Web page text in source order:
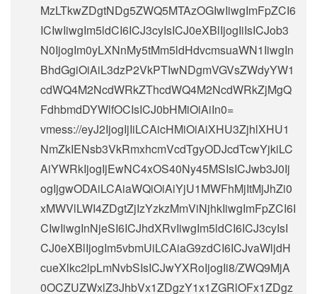
MzLTkwZDgtNDg5ZWQ5MTAzOGIwIiwgImFpZCI6
ICIwIiwgIm5ldCI6ICJ3cyIsICJ0eXBlIjogIiIsICJob3
N0IjogIm0yLXNnMy5tMm5ldHdvcmsuaWN1IiwgIn
BhdGgiOiAiL3dzP2VkPTIwNDgmVGVsZWdyYW1
cdWQ4M2NcdWRkZThcdWQ4M2NcdWRkZjMgQ
FdhbmdDYWlfOCIsICJ0bHMiOiAiIn0=
vmess://eyJ2IjogIjIiLCAicHMiOiAiXHU3ZjhlXHU1
NmZkIENsb3VkRmxhcmVcdTgyODJcdTcwYjkiLC
AiYWRkIjogIjEwNC4xOS40Ny45MSIsICJwb3J0Ij
ogIjgwODAiLCAiaWQiOiAiYjU1MWFhMjItMjJhZi0
xMWVlLWI4ZDgtZjIzYzkzMmViNjhkIiwgImFpZCI6I
CIwIiwgInNjeSI6ICJhdXRvIiwgIm5ldCI6ICJ3cyIsI
CJ0eXBlIjogIm5vbmUiLCAiaG9zdCI6ICJvaWljdH
cueXlkc2lpLmNvbSIsICJwYXRoIjogIi8/ZWQ9MjA
0OCZUZWxlZ3JhbVx1ZDgzY1x1ZGRlOFx1ZDgz